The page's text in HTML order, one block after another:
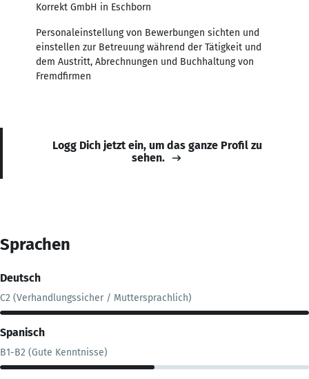
Korrekt GmbH in Eschborn
Personaleinstellung von Bewerbungen sichten und
einstellen zur Betreuung während der Tätigkeit und
dem Austritt, Abrechnungen und Buchhaltung von
Fremdfirmen
Logg Dich jetzt ein, um das ganze Profil zu
sehen.
Sprachen
Deutsch
C2 (Verhandlungssicher / Muttersprachlich)
Spanisch
B1-B2 (Gute Kenntnisse)